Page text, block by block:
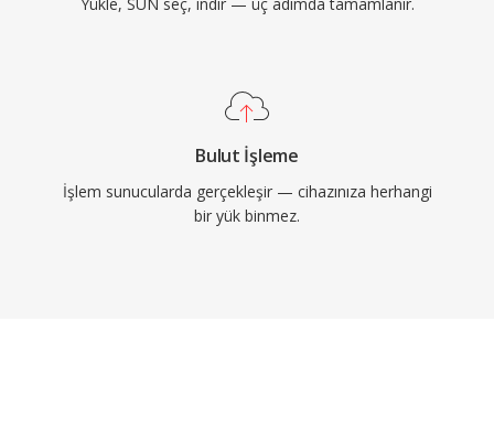
Bulut İşleme
İşlem sunucularda gerçekleşir — cihazınıza herhangi
bir yük binmez.